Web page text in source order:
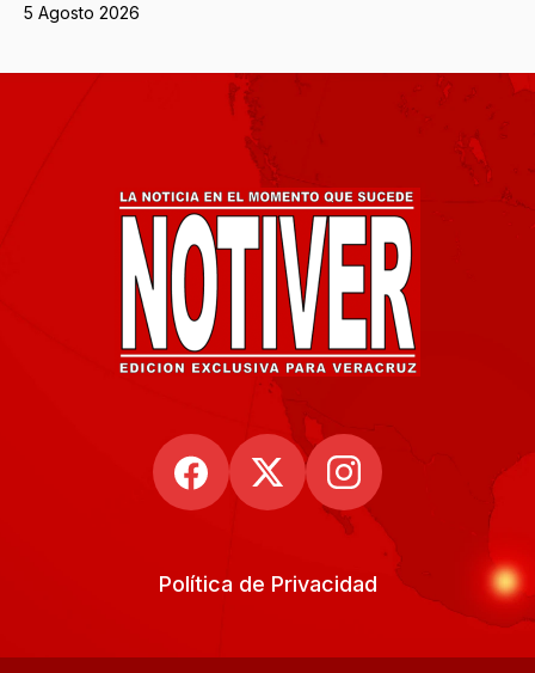
5 Agosto 2026
Política de Privacidad